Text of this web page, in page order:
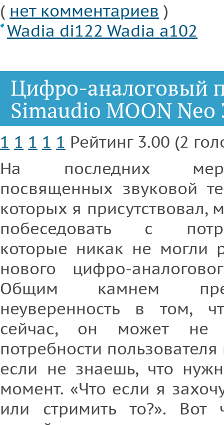
( нет комментариев )
Wadia di122 Wadia a102
Цифро-аналоговый
Simaudio MOON Neo
1 1 1 1 1 Рейтинг 3.00 (2
На последних
посвященных звуковой
которых я присутствовал,
побеседовать с
которые никак не могли
нового цифро-
Общим камнем
неуверенность в том,
сейчас, он может не
потребности
если не знаешь, что
момент. «Что если я
или стримить то?». Вот